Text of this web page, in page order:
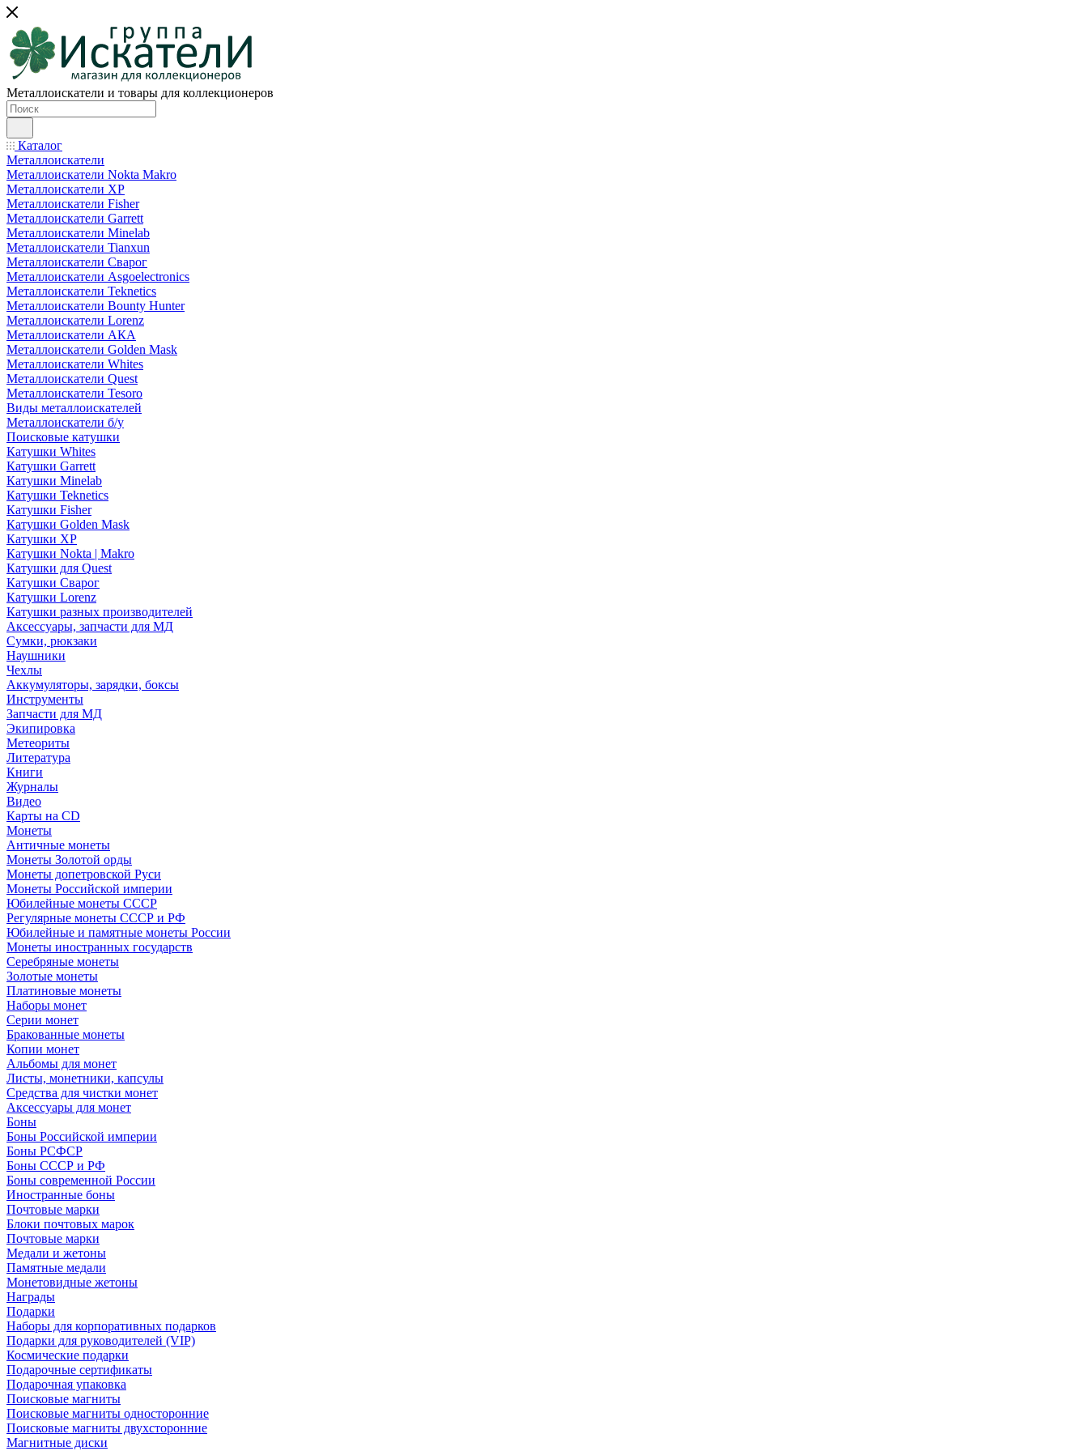
Металлоискатели и товары для коллекционеров
Каталог
Металлоискатели
Металлоискатели Nokta Makro
Металлоискатели XP
Металлоискатели Fisher
Металлоискатели Garrett
Металлоискатели Minelab
Металлоискатели Tianxun
Металлоискатели Сварог
Металлоискатели Asgoelectronics
Металлоискатели Teknetics
Металлоискатели Bounty Hunter
Металлоискатели Lorenz
Металлоискатели АКА
Металлоискатели Golden Mask
Металлоискатели Whites
Металлоискатели Quest
Металлоискатели Tesoro
Виды металлоискателей
Металлоискатели б/у
Поисковые катушки
Катушки Whites
Катушки Garrett
Катушки Minelab
Катушки Teknetics
Катушки Fisher
Катушки Golden Mask
Катушки XP
Катушки Nokta | Makro
Катушки для Quest
Катушки Сварог
Катушки Lorenz
Катушки разных производителей
Аксессуары, запчасти для МД
Сумки, рюкзаки
Наушники
Чехлы
Аккумуляторы, зарядки, боксы
Инструменты
Запчасти для МД
Экипировка
Метеориты
Литература
Книги
Журналы
Видео
Карты на CD
Монеты
Античные монеты
Монеты Золотой орды
Монеты допетровской Руси
Монеты Российской империи
Юбилейные монеты СССР
Регулярные монеты СССР и РФ
Юбилейные и памятные монеты России
Монеты иностранных государств
Серебряные монеты
Золотые монеты
Платиновые монеты
Наборы монет
Серии монет
Бракованные монеты
Копии монет
Альбомы для монет
Листы, монетники, капсулы
Средства для чистки монет
Аксессуары для монет
Боны
Боны Российской империи
Боны РСФСР
Боны СССР и РФ
Боны современной России
Иностранные боны
Почтовые марки
Блоки почтовых марок
Почтовые марки
Медали и жетоны
Памятные медали
Монетовидные жетоны
Награды
Подарки
Наборы для корпоративных подарков
Подарки для руководителей (VIP)
Космические подарки
Подарочные сертификаты
Подарочная упаковка
Поисковые магниты
Поисковые магниты односторонние
Поисковые магниты двухсторонние
Магнитные диски